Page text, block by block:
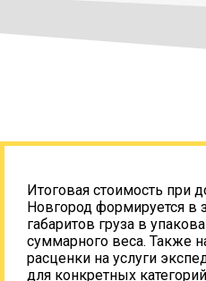
Итоговая стоимость при
Новгород формируется в
габаритов груза в
суммарного веса. Также
расценки на услуги
для конкретных